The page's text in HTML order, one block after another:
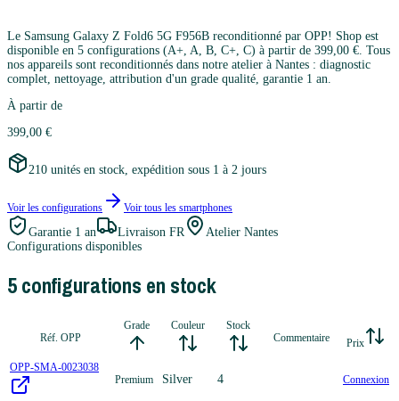
Le Samsung Galaxy Z Fold6 5G F956B reconditionné par OPP! Shop est
disponible en 5 configurations (A+, A, B, C+, C) à partir de 399,00 €. Tous
nos appareils sont reconditionnés dans notre atelier à Nantes : diagnostic
complet, nettoyage, attribution d'un grade qualité, garantie 1 an.
À partir de
399,00 €
210 unités en stock, expédition sous 1 à 2 jours
Voir les configurations Voir tous les smartphones
Garantie 1 an Livraison FR
Atelier Nantes
Configurations disponibles
5configurations en stock
Réf. OPP
Grade Couleur
Stock
Commentaire
Prix
OPP-SMA-0023038
Premium
Silver 4 Connexion